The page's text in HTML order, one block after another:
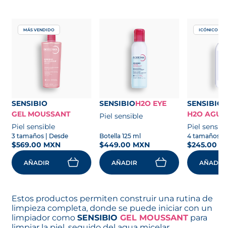
MÁS VENDIDO
SENSIBIO
GEL MOUSSANT
Piel sensible
3 tamaños | Desde
$569.00 MXN
AÑADIR
SENSIBIOH2O EYE
Piel sensible
Botella 125 ml
$449.00 MXN
AÑADIR
ICÓNICO
SENSIBIO
H2O
Piel
4 tamaños
$245.00
AÑADIR
Estos productos permiten construir una rutina de
limpieza completa, donde se puede iniciar con un
limpiador como SENSIBIO GEL MOUSSANT para